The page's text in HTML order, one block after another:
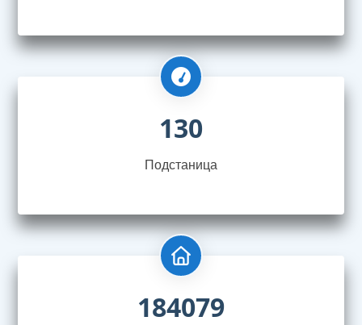
130
Подстаница
184079